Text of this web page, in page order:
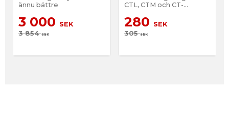
ännu bättre
3 000 SEK
3 854SEK
CTL, CTM och CT-
280 SEK
305SEK